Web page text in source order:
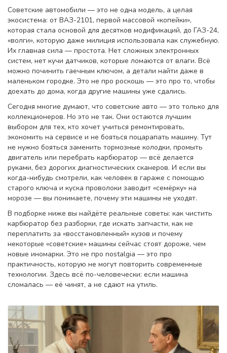
Советские автомобили — это не одна модель, а целая
экосистема: от ВАЗ-2101, первой массовой «копейки»,
которая стала основой для десятков модификаций, до ГАЗ-24,
«волги», которую даже милиция использовала как служебную.
Их главная сила — простота. Нет сложных электронных
систем, нет кучи датчиков, которые ломаются от влаги. Всё
можно починить гаечным ключом, а детали найти даже в
маленьком городке. Это не про роскошь — это про то, чтобы
доехать до дома, когда другие машины уже сдались.
Сегодня многие думают, что советские авто — это только для
коллекционеров. Но это не так. Они остаются лучшим
выбором для тех, кто хочет учиться ремонтировать,
экономить на сервисе и не бояться поцарапать машину. Тут
не нужно бояться заменить тормозные колодки, промыть
двигатель или перебрать карбюратор — всё делается
руками, без дорогих диагностических сканеров. И если вы
когда-нибудь смотрели, как человек в гараже с помощью
старого ключа и куска проволоки заводит «семёрку» на
морозе — вы понимаете, почему эти машины не уходят.
В подборке ниже вы найдёте реальные советы: как чистить
карбюратор без разборки, где искать запчасти, как не
переплатить за «восстановленный» кузов и почему
некоторые «советские» машины сейчас стоят дороже, чем
новые иномарки. Это не про nostalgia — это про
практичность, которую не могут повторить современные
технологии. Здесь всё по-человечески: если машина
сломалась — её чинят, а не сдают на утиль.